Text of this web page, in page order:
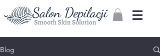
Zaloguj
Blog